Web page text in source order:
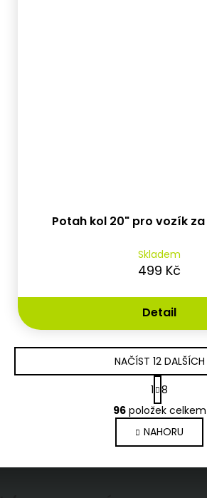
Potah kol 20" pro vozík
Skladem
499 Kč
Detail
O
v
l
á
a
NAČÍST 12 DALŠÍCH
S
t
r
á
n
k
o
1 8
96položek celkem
NAHORU